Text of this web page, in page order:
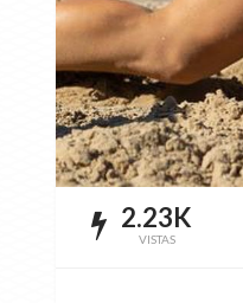
2.23K
VISTAS